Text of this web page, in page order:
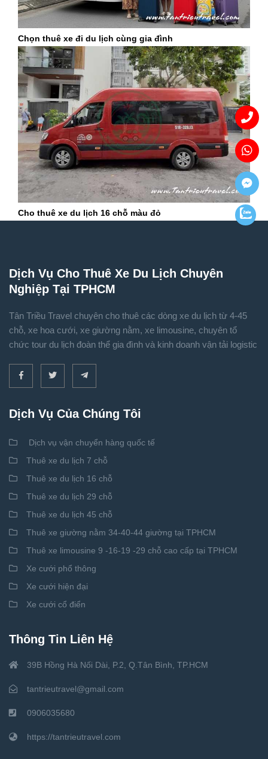
Chọn thuê xe đi du lịch cùng gia đình
Cho thuê xe du lịch 16 chỗ màu đỏ
Dịch Vụ Cho Thuê Xe Du Lịch Chuyên
Nghiệp Tại TPHCM
Tân Triều Travel chuyên cho thuê các dòng xe du lịch từ 4-45
chỗ, xe hoa cưới, xe giường nằm, xe limousine, chuyên tổ
chức tour du lịch đoàn thể gia đình và kinh doanh vận tải logistic
Dịch Vụ Của Chúng Tôi
Dịch vụ vận chuyển hàng quốc tế
Thuê xe du lịch 7 chỗ
Thuê xe du lịch 16 chỗ
Thuê xe du lịch 29 chỗ
Thuê xe du lịch 45 chỗ
Thuê xe giường nằm 34-40-44 giường tại TPHCM
Thuê xe limousine 9 -16-19 -29 chỗ cao cấp tại TPHCM
Xe cưới phổ thông
Xe cưới hiện đại
Xe cưới cổ điển
Thông Tin Liên Hệ
39B Hồng Hà Nối Dài, P.2, Q.Tân Bình, TP.HCM
tantrieutravel@gmail.com
0906035680
https://tantrieutravel.com